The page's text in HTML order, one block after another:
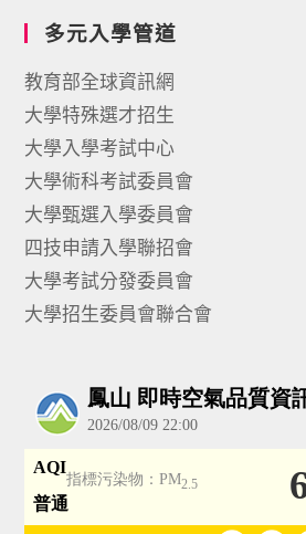
多元入學管道
教育部全球資訊網
大學特殊選才招生
大學入學考試中心
大學術科考試委員會
大學甄選入學委員會
四技申請入學聯招會
大學考試分發委員會
大學招生委員會聯合會